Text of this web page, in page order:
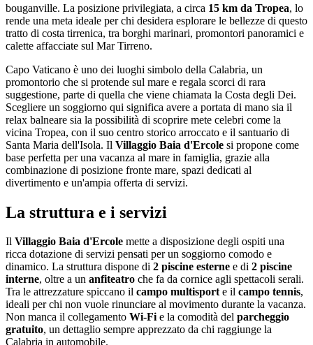
bouganville. La posizione privilegiata, a circa 15 km da Tropea, lo
rende una meta ideale per chi desidera esplorare le bellezze di questo
tratto di costa tirrenica, tra borghi marinari, promontori panoramici e
calette affacciate sul Mar Tirreno.
Capo Vaticano è uno dei luoghi simbolo della Calabria, un
promontorio che si protende sul mare e regala scorci di rara
suggestione, parte di quella che viene chiamata la Costa degli Dei.
Scegliere un soggiorno qui significa avere a portata di mano sia il
relax balneare sia la possibilità di scoprire mete celebri come la
vicina Tropea, con il suo centro storico arroccato e il santuario di
Santa Maria dell'Isola. Il Villaggio Baia d'Ercole si propone come
base perfetta per una vacanza al mare in famiglia, grazie alla
combinazione di posizione fronte mare, spazi dedicati al
divertimento e un'ampia offerta di servizi.
La struttura e i servizi
Il Villaggio Baia d'Ercole mette a disposizione degli ospiti una
ricca dotazione di servizi pensati per un soggiorno comodo e
dinamico. La struttura dispone di 2 piscine esterne e di 2 piscine
interne, oltre a un anfiteatro che fa da cornice agli spettacoli serali.
Tra le attrezzature spiccano il campo multisporte il campo tennis,
ideali per chi non vuole rinunciare al movimento durante la vacanza.
Non manca il collegamento Wi-Fie la comodità del parcheggio
gratuito, un dettaglio sempre apprezzato da chi raggiunge la
Calabria in automobile.